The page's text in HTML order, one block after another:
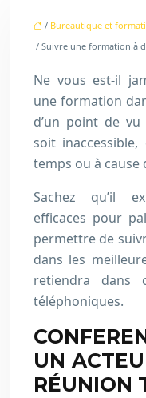
/ Bureautique et
/ Suivre une formation à
Ne vous est-il
une formation
d’un point de
soit
temps ou à cause
Sachez qu’il
efficaces pour
permettre de
dans les
retiendra dans
téléphoniques.
UN
RÉUNION